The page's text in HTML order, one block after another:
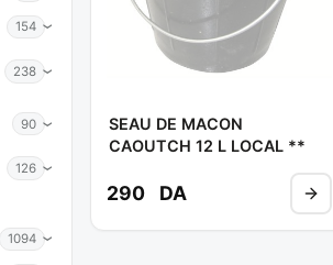
154
238
90
126
1094
SEAU DE MACON
CAOUTCH 12 L LOCAL **
290 DA